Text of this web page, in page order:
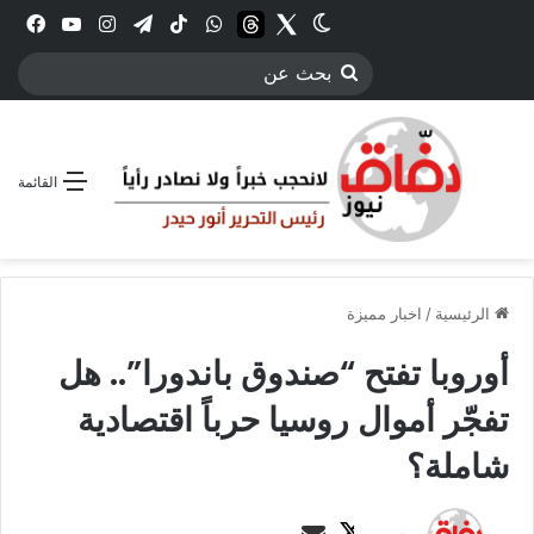
انستقرامتيلقرام‫TikTokواتسابthreadsTwitter
الوضع المظلم
بحث
القائمة
الرئيسية / اخبار مميزة
أوروبا تفتح “صندوق باندورا”.. هل
تفجّر أموال روسيا حرباً اقتصادية
شاملة؟